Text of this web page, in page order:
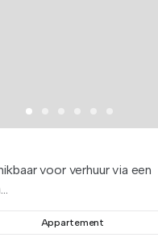
voor verhuur via een
Appartement